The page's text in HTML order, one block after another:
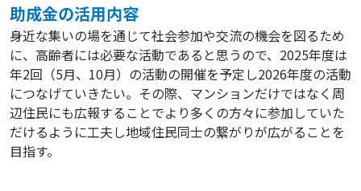
助成⾦の活⽤内容
身近な集いの場を通じて社会参加や交流の機会を図るため
に、高齢者には必要な活動であると思うので、2025年度は
年2回（5月、10月）の活動の開催を予定し2026年度の活動
につなげていきたい。その際、マンションだけではなく周
辺住民にも広報することでより多くの方々に参加していた
だけるように工夫し地域住民同士の繋がりが広がることを
目指す。